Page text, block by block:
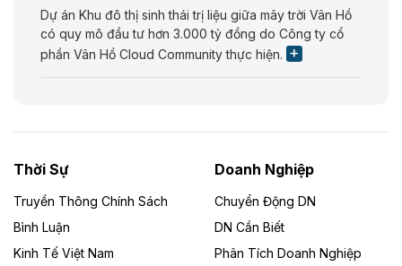
Dự án Khu đô thị sinh thái trị liệu giữa mây trời Vân Hồ
có quy mô đầu tư hơn 3.000 tỷ đồng do Công ty cổ
phần Vân Hồ Cloud Community thực hiện.
Dự án Nhà máy xử lý rác và phát điện Bắc Giang do
Công ty TNHH Năng lượng môi trường Bắc Giang làm
Theo vietnamfinance.vn
Thời Sự
Truyền Thông Chính Sách
Bình Luận
Kinh Tế Việt Nam
Doanh Nghiệp
Chuyển Động DN
DN Cần Biết
Phân Tích Doanh Nghiệp